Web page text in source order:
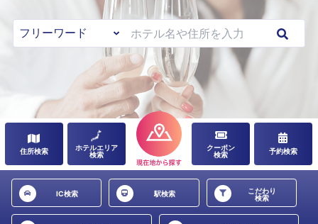
住所検索
ホテルエリア
検索
クーポン
検索
予約検索
IC検索 駅検索
こだわり
検索